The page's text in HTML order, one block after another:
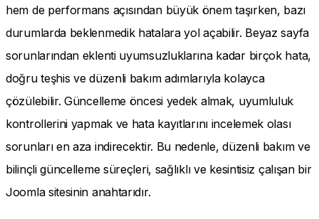
hem de performans açısından büyük önem taşırken, bazı
durumlarda beklenmedik hatalara yol açabilir. Beyaz sayfa
sorunlarından eklenti uyumsuzluklarına kadar birçok hata,
doğru teşhis ve düzenli bakım adımlarıyla kolayca
çözülebilir. Güncelleme öncesi yedek almak, uyumluluk
kontrollerini yapmak ve hata kayıtlarını incelemek olası
sorunları en aza indirecektir. Bu nedenle, düzenli bakım ve
bilinçli güncelleme süreçleri, sağlıklı ve kesintisiz çalışan bir
Joomla sitesinin anahtarıdır.